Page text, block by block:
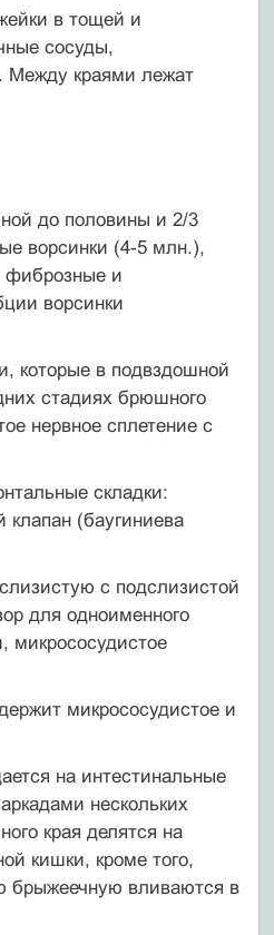
в тощей и
сосуды,
Между краями лежат
до половины и 2/3
ворсинки (4-5 млн.),
фиброзные и
ворсинки
которые в подвздошной
стадиях брюшного
нервное сплетение с
складки:
(баугиниева
с подслизистой
для одноименного
микрососудистое
микрососудистое и
на интестинальные
нескольких
края делятся на
кишки, кроме того,
брыжеечную вливаются в